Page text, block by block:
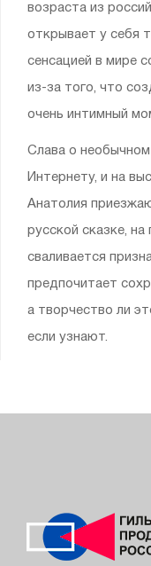
возраста из
открывает у себя
сенсацией в мире
из-за того, что
очень интимный
Слава о
Интернету, и на
Анатолия
русской сказке,
сваливается
предпочитает
а творчество ли
если узнают.